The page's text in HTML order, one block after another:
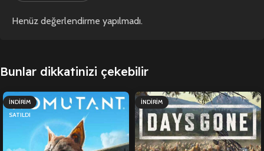
Henüz değerlendirme yapılmadı.
Bunlar dikkatinizi çekebilir
İNDIRIM
SATILDI
İNDIRIM